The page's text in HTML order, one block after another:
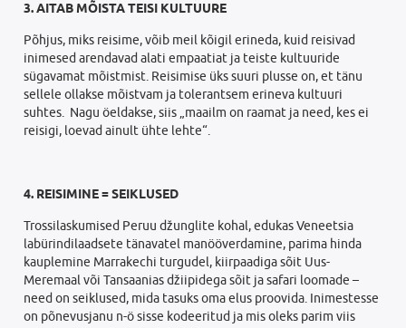
3. AITAB MÕISTA TEISI KULTUURE
Põhjus, miks reisime, võib meil kõigil erineda, kuid reisivad
inimesed arendavad alati empaatiat ja teiste kultuuride
sügavamat mõistmist. Reisimise üks suuri plusse on, et tänu
sellele ollakse mõistvam ja tolerantsem erineva kultuuri
suhtes. Nagu öeldakse, siis „maailm on raamat ja need, kes ei
reisigi, loevad ainult ühte lehte“.
4. REISIMINE = SEIKLUSED
Trossilaskumised Peruu džunglite kohal, edukas Veneetsia
labürindilaadsete tänavatel manööverdamine, parima hinda
kauplemine Marrakechi turgudel, kiirpaadiga sõit Uus-
Meremaal või Tansaanias džiipidega sõit ja safari loomade –
need on seiklused, mida tasuks oma elus proovida. Inimestesse
on põnevusjanu n-ö sisse kodeeritud ja mis oleks parim viis